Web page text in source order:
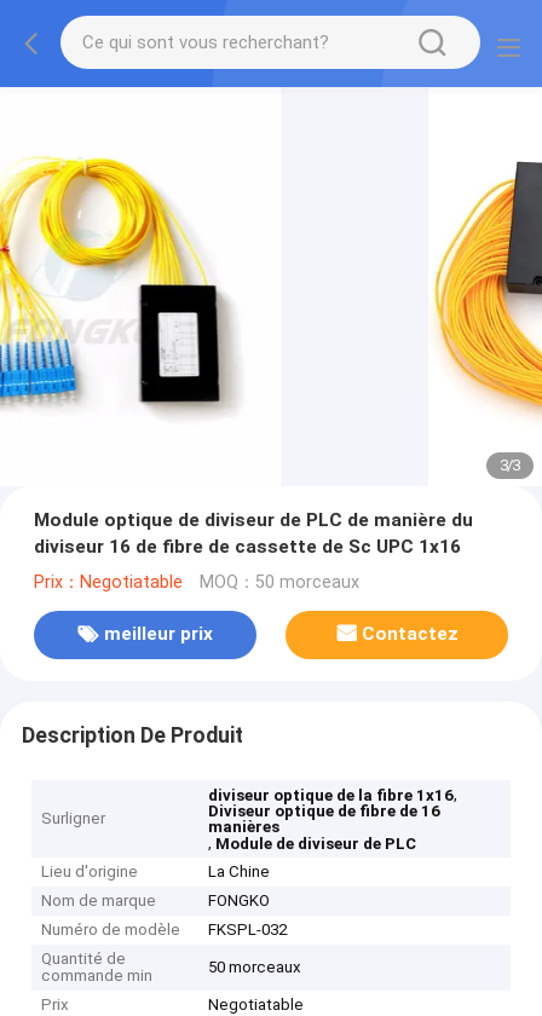
3/3
Module optique de diviseur de PLC de manière du
diviseur 16 de fibre de cassette de Sc UPC 1x16
Prix：Negotiatable MOQ：50 morceaux
meilleur prix Contactez
Description De Produit
Surligner
diviseur optique de la fibre 1x16,
Diviseur optique de fibre de 16
manières
, Module de diviseur de PLC
Lieu d'origine
La Chine
Nom de marque
FONGKO
Numéro de modèle
FKSPL-032
Quantité de
commande min
50 morceaux
Prix Negotiatable